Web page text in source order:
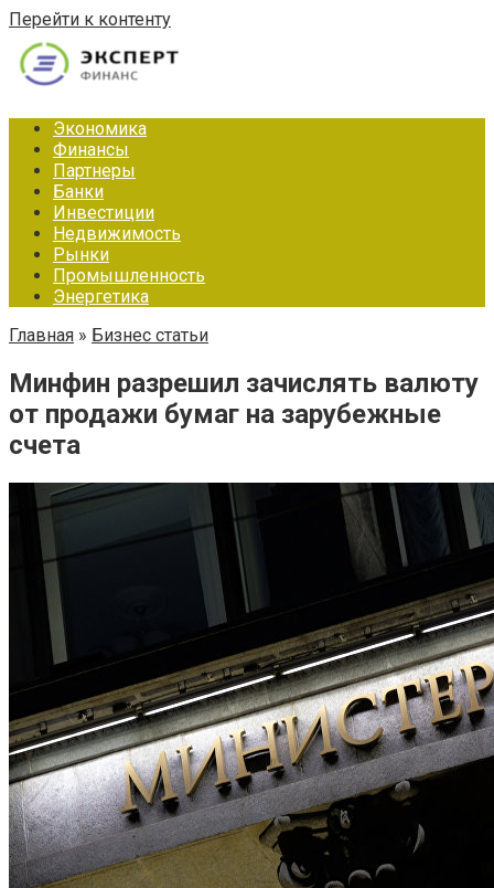
Перейти к контенту
Экономика
Финансы
Партнеры
Банки
Инвестиции
Недвижимость
Рынки
Промышленность
Энергетика
Главная » Бизнес статьи
Минфин разрешил зачислять валюту
от продажи бумаг на зарубежные
счета